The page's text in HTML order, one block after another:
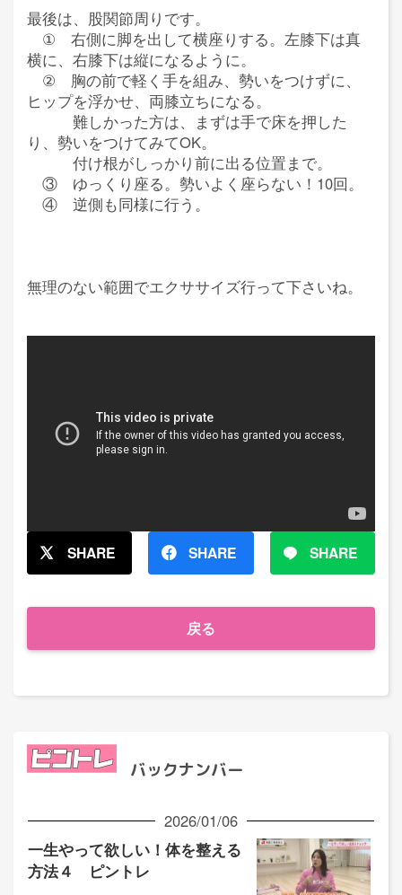
最後は、股関節周りです。
① 右側に脚を出して横座りする。左膝下は真
横に、右膝下は縦になるように。
② 胸の前で軽く手を組み、勢いをつけずに、
ヒップを浮かせ、両膝立ちになる。
難しかった方は、まずは手で床を押した
り、勢いをつけてみてOK。
付け根がしっかり前に出る位置まで。
③ ゆっくり座る。勢いよく座らない！10回。
④ 逆側も同様に行う。
無理のない範囲でエクササイズ行って下さいね。
SHARE SHARE SHARE
戻る
バックナンバー
2026/01/06
一生やって欲しい！体を整える
方法４ ピントレ